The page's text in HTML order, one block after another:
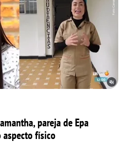
pareja de Epa
aspecto físico